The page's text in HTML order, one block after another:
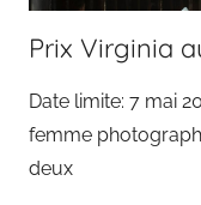
Prix Virginia
Date limite: 7 mai
femme
deux